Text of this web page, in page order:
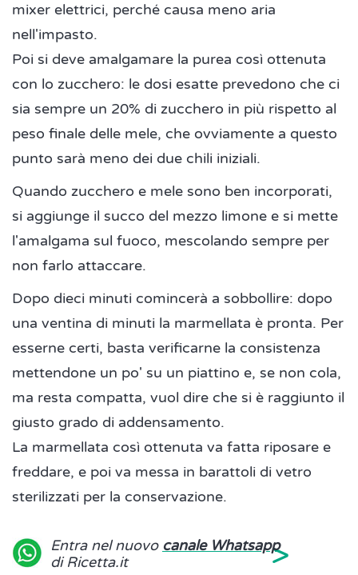
mixer elettrici, perché causa meno aria
nell'impasto.
Poi si deve amalgamare la purea così ottenuta
con lo zucchero: le dosi esatte prevedono che ci
sia sempre un 20% di zucchero in più rispetto al
peso finale delle mele, che ovviamente a questo
punto sarà meno dei due chili iniziali.
Quando zucchero e mele sono ben incorporati,
si aggiunge il succo del mezzo limone e si mette
l'amalgama sul fuoco, mescolando sempre per
non farlo attaccare.
Dopo dieci minuti comincerà a sobbollire: dopo
una ventina di minuti la marmellata è pronta. Per
esserne certi, basta verificarne la consistenza
mettendone un po' su un piattino e, se non cola,
ma resta compatta, vuol dire che si è raggiunto il
giusto grado di addensamento.
La marmellata così ottenuta va fatta riposare e
freddare, e poi va messa in barattoli di vetro
sterilizzati per la conservazione.
Entra nel nuovo canale Whatsapp
di Ricetta.it
>